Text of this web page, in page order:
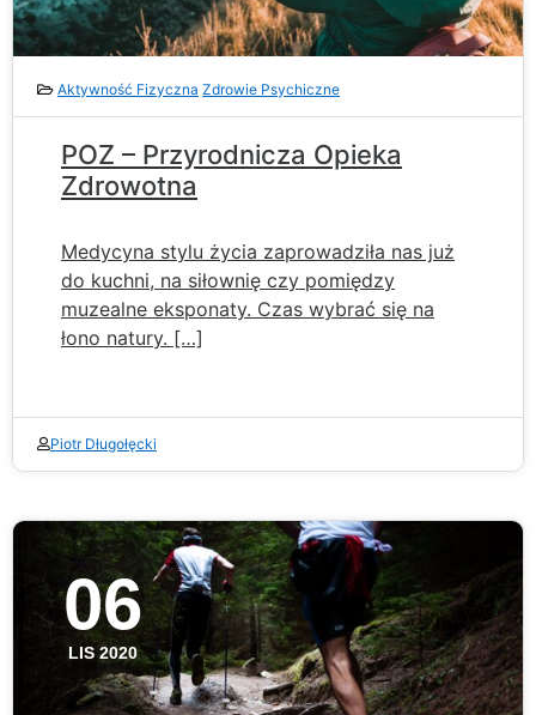
Aktywność Fizyczna Zdrowie Psychiczne
POZ – Przyrodnicza Opieka
Zdrowotna
Medycyna stylu życia zaprowadziła nas już
do kuchni, na siłownię czy pomiędzy
muzealne eksponaty. Czas wybrać się na
łono natury. […]
Piotr Długołęcki
06
LIS 2020